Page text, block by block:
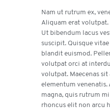
Nam ut rutrum ex,
Aliquam erat
Ut bibendum lacus
suscipit. Quisque
blandit euismod.
volutpat orci at
volutpat. Maecenas
elementum venenatis.
magna, quis rutrum
rhoncus elit non arcu